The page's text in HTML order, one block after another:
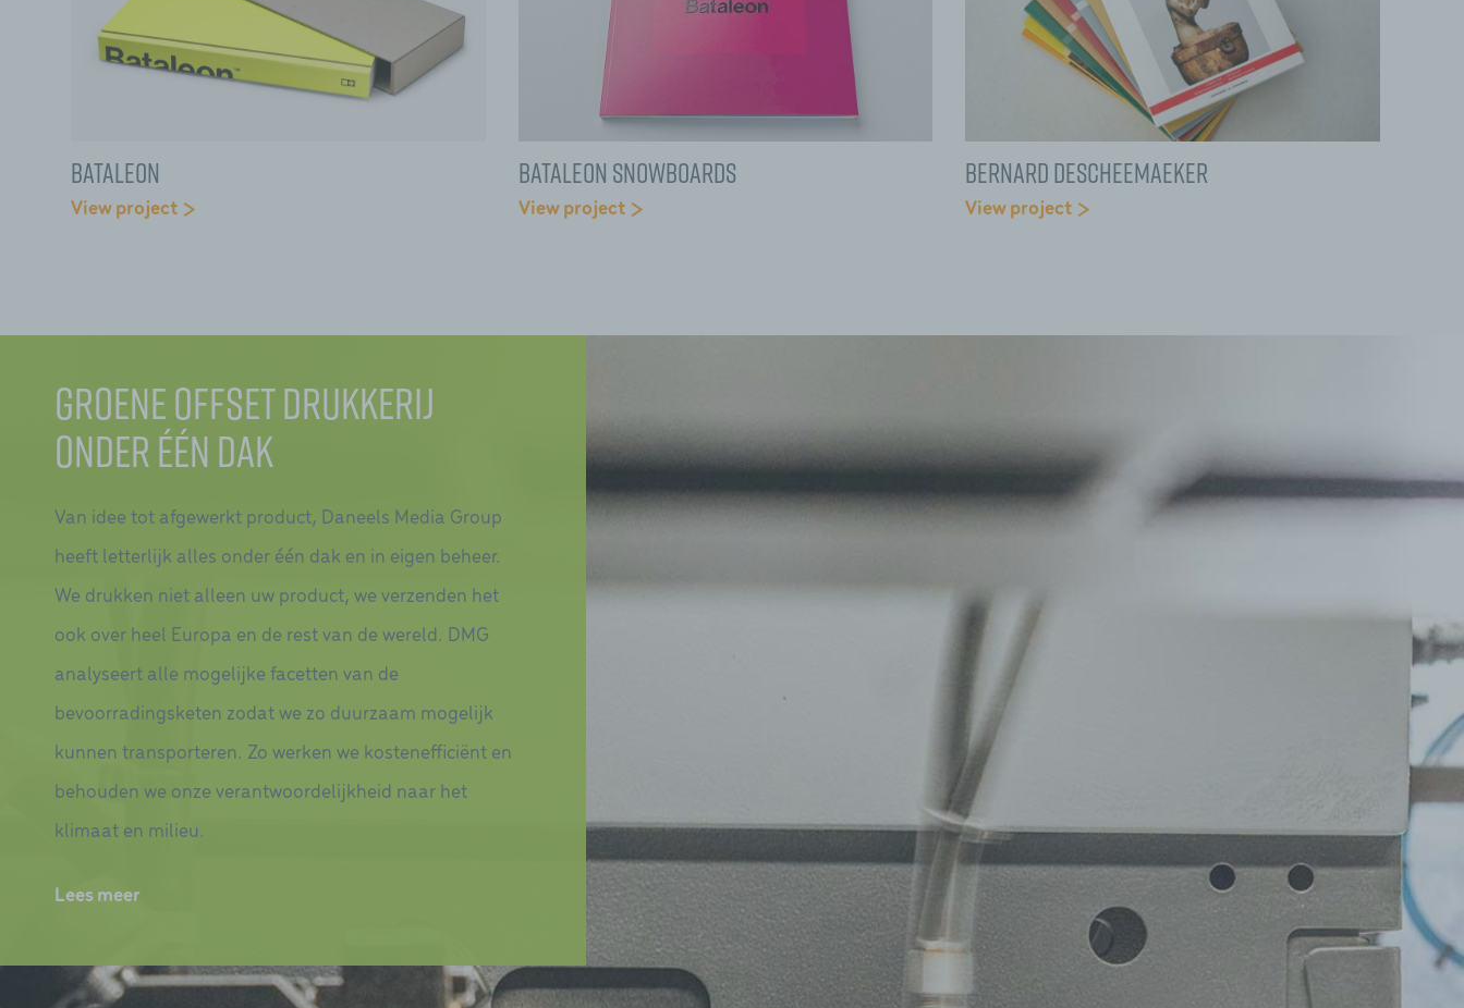
Bataleon
View project
Bataleon Snowboards
View project
Bernard Descheemaeker
View project
Groene offset drukkerij
onder één dak
Van idee tot afgewerkt product, Daneels Media Group
heeft letterlijk alles onder één dak en in eigen beheer.
We drukken niet alleen uw product, we verzenden het
ook over heel Europa en de rest van de wereld. DMG
analyseert alle mogelijke facetten van de
bevoorradingsketen zodat we zo duurzaam mogelijk
kunnen transporteren. Zo werken we kostenefficiënt en
behouden we onze verantwoordelijkheid naar het
klimaat en milieu.
Lees meer